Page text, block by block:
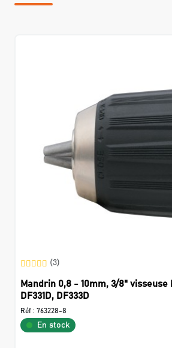
(3)
Mandrin 0,8 - 10mm, 3/8" visseuse
DF331D, DF333D
Réf : 763228-8
En stock